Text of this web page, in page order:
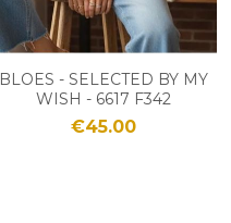
BLOES - SELECTED BY MY
WISH - 6617 F342
€45.00